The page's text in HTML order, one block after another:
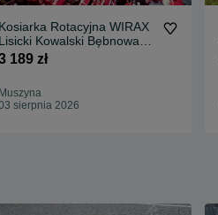
Kosiarka Rotacyjna WIRAX
Lisicki Kowalski Bębnowa
1,65m 1,85m
189 zł
Muszyna
sierpnia 2026